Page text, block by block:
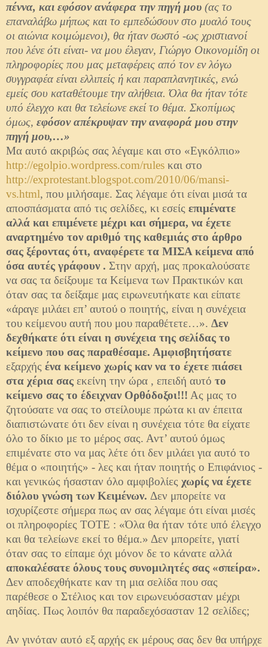
πέννα, και εφόσον ανάφερα την πηγή μου (ας το
επαναλάβω μήπως και το εμπεδώσουν στο μυαλό τους
οι αιώνια κοιμώμενοι), θα ήταν σωστό -ως χριστιανοί
που λένε ότι είναι- να μου έλεγαν, Γιώργο Οικονομίδη οι
πληροφορίες που μας μεταφέρεις από τον εν λόγω
συγγραφέα είναι ελλιπείς ή και παραπλανητικές, ενώ
εμείς σου καταθέτουμε την αλήθεια. Όλα θα ήταν τότε
υπό έλεγχο και θα τελείωνε εκεί το θέμα. Σκοπίμως
όμως, εφόσον απέκρυψαν την αναφορά μου στην
πηγή μου,…»
Μα αυτό ακριβώς σας λέγαμε και στο «Εγκόλπιο»
http://egolpio.wordpress.com/rules και στο
http://exprotestant.blogspot.com/2010/06/mansi-
vs.html, που μιλήσαμε. Σας λέγαμε ότι είναι μισά τα
αποσπάσματα από τις σελίδες, κι εσείς επιμένατε
αλλά και επιμένετε μέχρι και σήμερα, να έχετε
αναρτημένο τον αριθμό της καθεμιάς στο άρθρο
σας ξέροντας ότι, αναφέρετε τα ΜΙΣΑ κείμενα από
όσα αυτές γράφουν . Στην αρχή, μας προκαλούσατε
να σας τα δείξουμε τα Κείμενα των Πρακτικών και
όταν σας τα δείξαμε μας ειρωνευτήκατε και είπατε
«άραγε μιλάει επ’ αυτού ο ποιητής, είναι η συνέχεια
του κείμενου αυτή που μου παραθέτετε…». Δεν
δεχθήκατε ότι είναι η συνέχεια της σελίδας το
κείμενο που σας παραθέσαμε. Αμφισβητήσατε
εξαρχής ένα κείμενο χωρίς καν να το έχετε πιάσει
στα χέρια σας εκείνη την ώρα , επειδή αυτό το
κείμενο σας το έδειχναν Ορθόδοξοι!!! Ας μας το
ζητούσατε να σας το στείλουμε πρώτα κι αν έπειτα
διαπιστώνατε ότι δεν είναι η συνέχεια τότε θα είχατε
όλο το δίκιο με το μέρος σας. Αντ’ αυτού όμως
επιμένατε στο να μας λέτε ότι δεν μιλάει για αυτό το
θέμα ο «ποιητής» - λες και ήταν ποιητής ο Επιφάνιος -
και γενικώς ήσασταν όλο αμφιβολίες χωρίς να έχετε
διόλου γνώση των Κειμένων. Δεν μπορείτε να
ισχυρίζεστε σήμερα πως αν σας λέγαμε ότι είναι μισές
οι πληροφορίες ΤΟΤΕ : «Όλα θα ήταν τότε υπό έλεγχο
και θα τελείωνε εκεί το θέμα.» Δεν μπορείτε, γιατί
όταν σας το είπαμε όχι μόνον δε το κάνατε αλλά
αποκαλέσατε όλους τους συνομιλητές σας «σπείρα».
Δεν αποδεχθήκατε καν τη μια σελίδα που σας
παρέθεσε ο Στέλιος και τον ειρωνευόσασταν μέχρι
αηδίας. Πως λοιπόν θα παραδεχόσασταν 12 σελίδες;
Αν γινόταν αυτό εξ αρχής εκ μέρους σας δεν θα υπήρχε